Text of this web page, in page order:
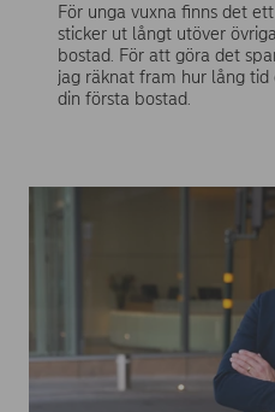
För unga vuxna finns det
sticker ut långt utöver
bostad. För att göra det
jag räknat fram hur lång
din första bostad.